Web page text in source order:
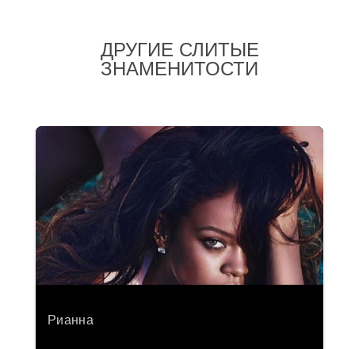
ДРУГИЕ СЛИТЫЕ
ЗНАМЕНИТОСТИ
Рианна